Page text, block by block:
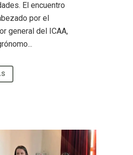
El encuentro
por el
general del ICAA,